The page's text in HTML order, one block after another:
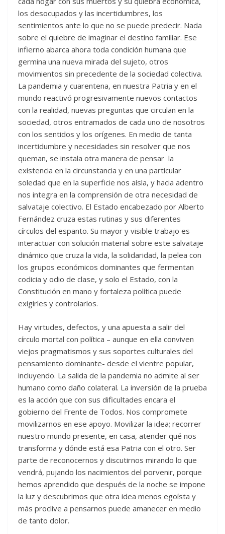
los desocupados y las incertidumbres, los
sentimientos ante lo que no se puede predecir. Nada
sobre el quiebre de imaginar el destino familiar. Ese
infierno abarca ahora toda condición humana que
germina una nueva mirada del sujeto, otros
movimientos sin precedente de la sociedad colectiva.
La pandemia y cuarentena, en nuestra Patria y en el
mundo reactivó progresivamente nuevos contactos
con la realidad, nuevas preguntas que circulan en la
sociedad, otros entramados de cada uno de nosotros
con los sentidos y los orígenes. En medio de tanta
incertidumbre y necesidades sin resolver que nos
queman, se instala otra manera de pensar la
existencia en la circunstancia y en una particular
soledad que en la superficie nos aísla, y hacia adentro
nos integra en la comprensión de otra necesidad de
salvataje colectivo. El Estado encabezado por Alberto
Fernández cruza estas rutinas y sus diferentes
círculos del espanto. Su mayor y visible trabajo es
interactuar con solución material sobre este salvataje
dinámico que cruza la vida, la solidaridad, la pelea con
los grupos económicos dominantes que fermentan
codicia y odio de clase, y solo el Estado, con la
Constitución en mano y fortaleza política puede
exigirles y controlarlos.
Hay virtudes, defectos, y una apuesta a salir del
círculo mortal con política – aunque en ella conviven
viejos pragmatismos y sus soportes culturales del
pensamiento dominante- desde el vientre popular,
incluyendo. La salida de la pandemia no admite al ser
humano como daño colateral. La inversión de la prueba
es la acción que con sus dificultades encara el
gobierno del Frente de Todos. Nos compromete
movilizarnos en ese apoyo. Movilizar la idea; recorrer
nuestro mundo presente, en casa, atender qué nos
transforma y dónde está esa Patria con el otro. Ser
parte de reconocernos y discutirnos mirando lo que
vendrá, pujando los nacimientos del porvenir, porque
hemos aprendido que después de la noche se impone
la luz y descubrimos que otra idea menos egoísta y
más proclive a pensarnos puede amanecer en medio
de tanto dolor.